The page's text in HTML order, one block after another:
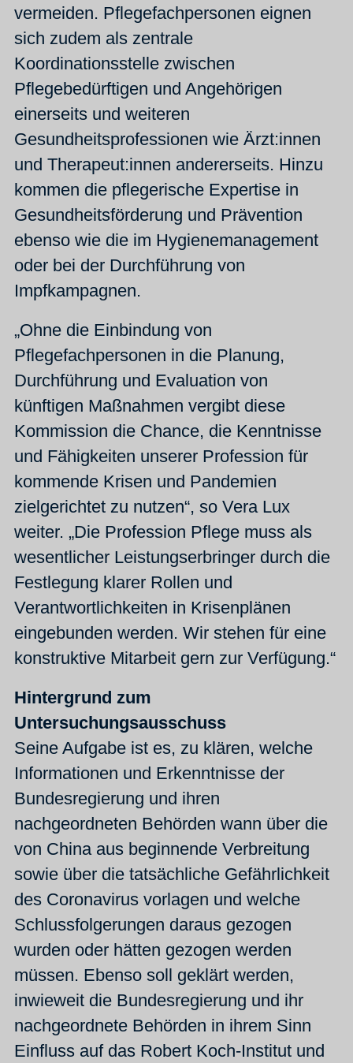
vermeiden. Pflegefachpersonen eignen
sich zudem als zentrale
Koordinationsstelle zwischen
Pflegebedürftigen und Angehörigen
einerseits und weiteren
Gesundheitsprofessionen wie Ärzt:innen
und Therapeut:innen andererseits. Hinzu
kommen die pflegerische Expertise in
Gesundheitsförderung und Prävention
ebenso wie die im Hygienemanagement
oder bei der Durchführung von
Impfkampagnen.
„Ohne die Einbindung von
Pflegefachpersonen in die Planung,
Durchführung und Evaluation von
künftigen Maßnahmen vergibt diese
Kommission die Chance, die Kenntnisse
und Fähigkeiten unserer Profession für
kommende Krisen und Pandemien
zielgerichtet zu nutzen“, so Vera Lux
weiter. „Die Profession Pflege muss als
wesentlicher Leistungserbringer durch die
Festlegung klarer Rollen und
Verantwortlichkeiten in Krisenplänen
eingebunden werden. Wir stehen für eine
konstruktive Mitarbeit gern zur Verfügung.“
Hintergrund zum
Untersuchungsausschuss
Seine Aufgabe ist es, zu klären, welche
Informationen und Erkenntnisse der
Bundesregierung und ihren
nachgeordneten Behörden wann über die
von China aus beginnende Verbreitung
sowie über die tatsächliche Gefährlichkeit
des Coronavirus vorlagen und welche
Schlussfolgerungen daraus gezogen
wurden oder hätten gezogen werden
müssen. Ebenso soll geklärt werden,
inwieweit die Bundesregierung und ihr
nachgeordnete Behörden in ihrem Sinn
Einfluss auf das Robert Koch-Institut und